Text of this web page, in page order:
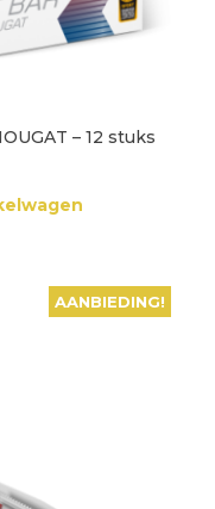
– 12 stuks
AANBIEDING!